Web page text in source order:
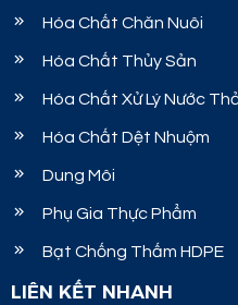
Hóa Chất Chăn Nuôi
Hóa Chất Thủy Sản
Hóa Chất Xử Lý Nước
Hóa Chất Dệt Nhuộm
Dung Môi
Phụ Gia Thực Phẩm
Bạt Chống Thấm HDPE
LIÊN KẾT NHANH